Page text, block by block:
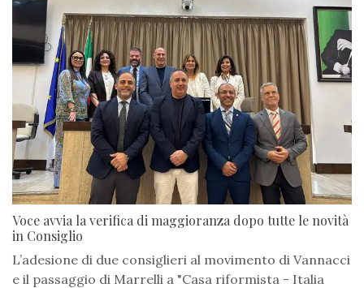
Voce avvia la verifica di maggioranza dopo tutte le novità
in Consiglio
L’adesione di due consiglieri al movimento di Vannacci
e il passaggio di Marrelli a "Casa riformista - Italia